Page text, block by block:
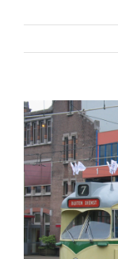
Bekijk
grotere
afbeelding